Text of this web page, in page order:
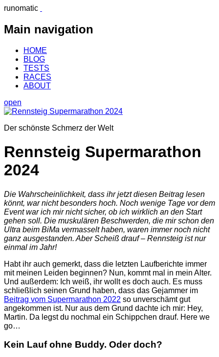
runomatic
Main navigation
HOME
BLOG
TESTS
RACES
ABOUT
open
Der schönste Schmerz der Welt
Rennsteig Supermarathon
2024
Die Wahrscheinlichkeit, dass ihr jetzt diesen Beitrag lesen
könnt, war nicht besonders hoch. Noch wenige Tage vor dem
Event war ich mir nicht sicher, ob ich wirklich an den Start
gehen soll. Die muskulären Beschwerden, die mir schon den
Ultra beim BiMa vermasselt haben, waren immer noch nicht
ganz ausgestanden. Aber Scheiß drauf – Rennsteig ist nur
einmal im Jahr!
Habt ihr auch gemerkt, dass die letzten Laufberichte immer
mit meinen Leiden beginnen? Nun, kommt mal in mein Alter.
Und außerdem: Ich weiß, ihr wollt es doch auch. Es muss
schließlich seinen Grund haben, dass das Gejammer im
Beitrag vom Supermarathon 2022 so unverschämt gut
angekommen ist. Nur aus dem Grund dachte ich mir: Hey,
Martin. Da legst du nochmal ein Schippchen drauf. Here we
go…
Kein Lauf ohne Buddy. Oder doch?